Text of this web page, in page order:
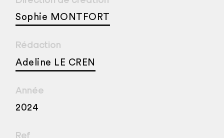
Sophie MONTFORT
Rédaction
Adeline LE CREN
Année
2024
Ref